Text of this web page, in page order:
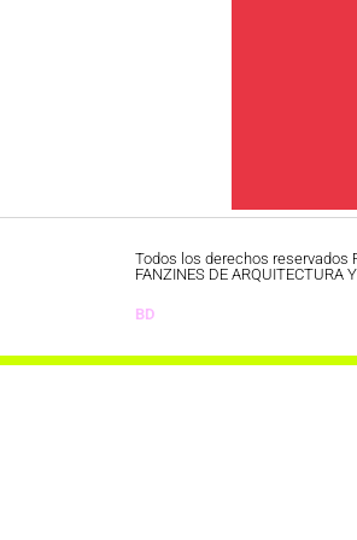
Todos los derechos reservados
FANZINES DE ARQUITECTURA
BD